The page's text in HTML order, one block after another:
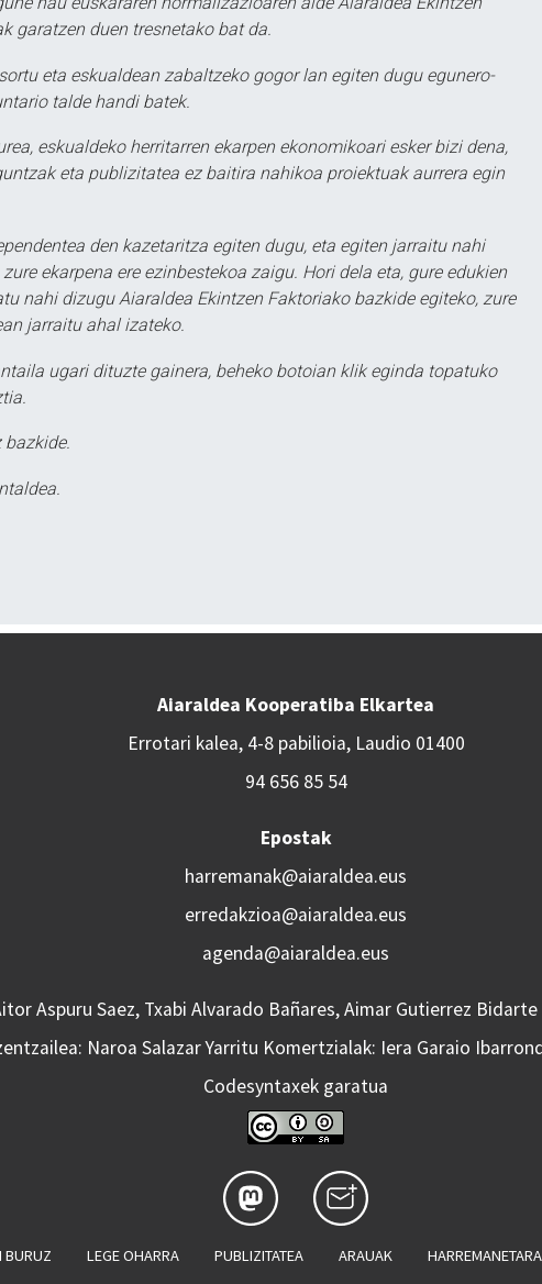
garatzen duen tresnetako bat da.
eta eskualdean zabaltzeko gogor lan egiten dugu egunero-
talde handi batek.
eskualdeko herritarren ekarpen ekonomikoari esker bizi dena,
eta publizitatea ez baitira nahikoa proiektuak aurrera egin
den kazetaritza egiten dugu, eta egiten jarraitu nahi
ekarpena ere ezinbestekoa zaigu. Hori dela eta, gure edukien
nahi dizugu Aiaraldea Ekintzen Faktoriako bazkide egiteko, zure
jarraitu ahal izateko.
ugari dituzte gainera, beheko botoian klik eginda topatuko
bazkide.
Aiaraldea Kooperatiba Elkartea
Errotari kalea, 4-8 pabilioia, Laudio 01400
94 656 85 54
Epostak
harremanak@aiaraldea.eus
erredakzioa@aiaraldea.eus
agenda@aiaraldea.eus
Aspuru Saez, Txabi Alvarado Bañares, Aimar Gutierrez
Naroa Salazar Yarritu Komertzialak: Iera Garaio
Codesyntaxek garatua
BURUZ LEGE OHARRA PUBLIZITATEA ARAUAK